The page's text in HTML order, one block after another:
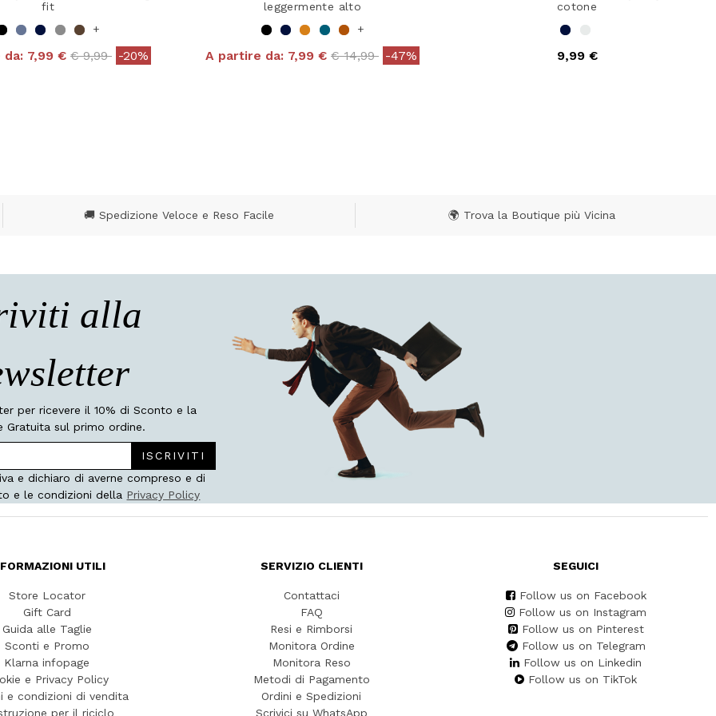
fit
+
da: 7,99 € Price reduced from
€ 9,99to-20%
leggermente alto
+
A partire da: 7,99 € Price reduced from
€ 14,99to-47%
cotone
9,99 €
🚚 Spedizione Veloce e Reso Facile 🌍 Trova la Boutique più Vicina
alla
per ricevere il 10% di Sconto e la
Gratuita sul primo ordine.
ISCRIVITI
e dichiaro di averne compreso e di
e le condizioni della Privacy Policy
UTILI
Store Locator
Gift Card
Guida alle Taglie
Sconti e Promo
Klarna infopage
e Privacy Policy
e condizioni di vendita
per il riciclo
SERVIZIO CLIENTI
Contattaci
FAQ
Resi e Rimborsi
Monitora Ordine
Monitora Reso
Metodi di Pagamento
Ordini e Spedizioni
Scrivici su WhatsApp
SEGUICI
Follow us on Facebook
Follow us on Instagram
Follow us on Pinterest
Follow us on Telegram
Follow us on Linkedin
Follow us on TikTok